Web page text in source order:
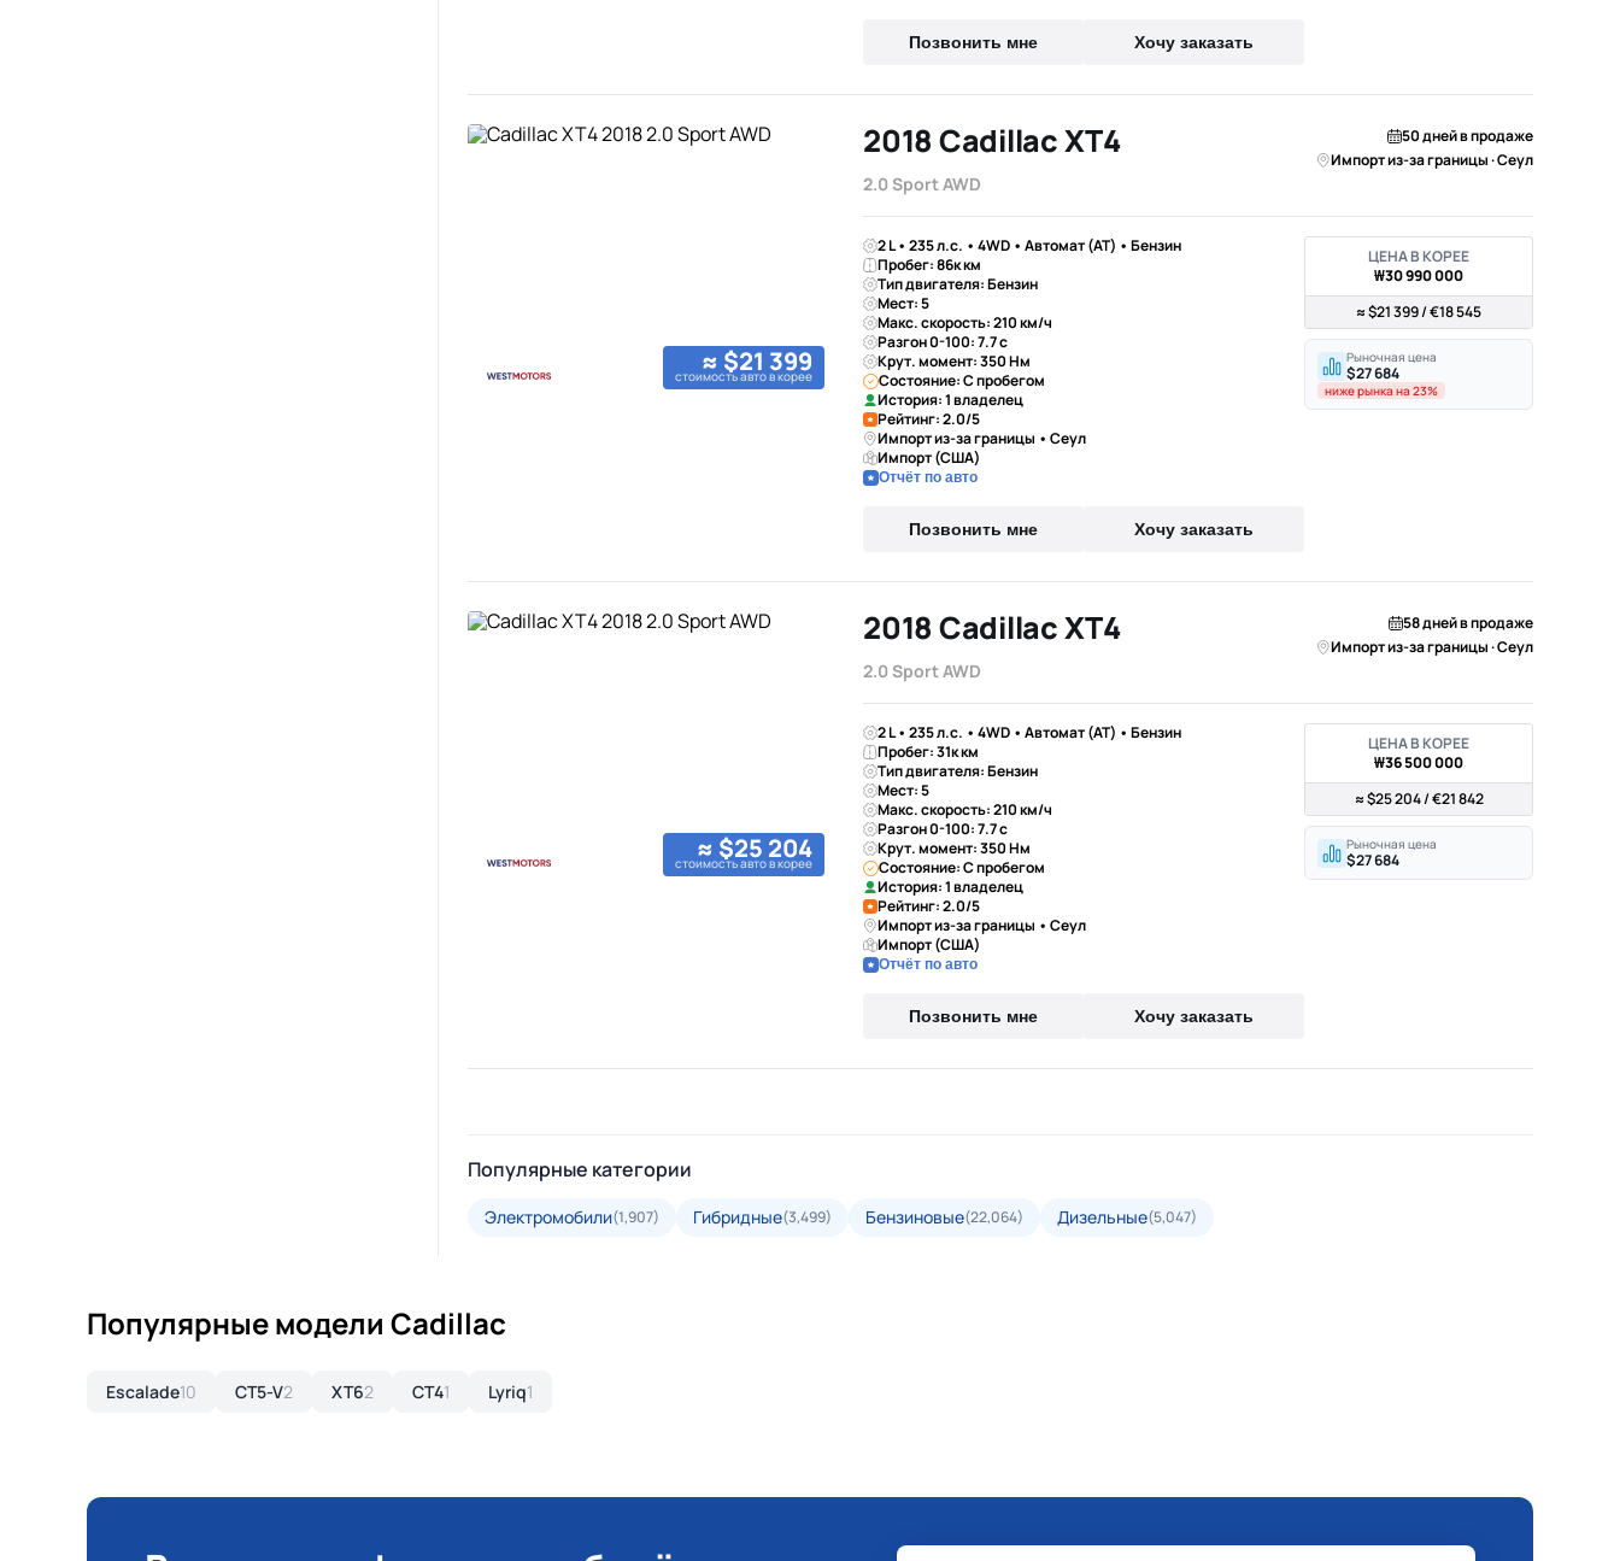
Позвонить мне Хочу заказать
≈ $21 399
стоимость авто в корее
2018 Cadillac XT4
2.0 Sport AWD
50 дней в продаже
Импорт из-за границы · Сеул
2 L • 235 л.с. • 4WD • Автомат (AT) • Бензин
Пробег: 86к км
Тип двигателя: Бензин
Мест: 5
Макс. скорость: 210 км/ч
Разгон 0-100: 7.7 с
Крут. момент: 350 Нм
Состояние: С пробегом
История: 1 владелец
Рейтинг: 2.0/5
Импорт из-за границы • Сеул
Импорт (США)
Отчёт по авто
Позвонить мне Хочу заказать
ЦЕНА В КОРЕЕ
₩30 990 000
≈ $21 399 / €18 545
Рыночная цена
$27 684
ниже рынка на 23%
≈ $25 204
стоимость авто в корее
2018 Cadillac XT4
2.0 Sport AWD
58 дней в продаже
Импорт из-за границы · Сеул
2 L • 235 л.с. • 4WD • Автомат (AT) • Бензин
Пробег: 31к км
Тип двигателя: Бензин
Мест: 5
Макс. скорость: 210 км/ч
Разгон 0-100: 7.7 с
Крут. момент: 350 Нм
Состояние: С пробегом
История: 1 владелец
Рейтинг: 2.0/5
Импорт из-за границы • Сеул
Импорт (США)
Отчёт по авто
Позвонить мне Хочу заказать
ЦЕНА В КОРЕЕ
₩36 500 000
≈ $25 204 / €21 842
Рыночная цена
$27 684
Популярные категории
Электромобили(1,907) Гибридные(3,499) Бензиновые(22,064) Дизельные(5,047)
Популярные модели Cadillac
Escalade10 CT5-V2 XT62 CT41 Lyriq1